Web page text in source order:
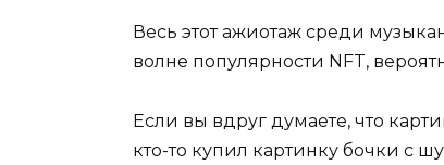
Весь этот ажиотаж среди
волне популярности NFT,
Если вы вдруг думаете, что
кто-то купил картинку бочки с